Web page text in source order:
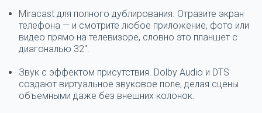
Miracast для полного дублирования. Отразите экран
телефона — и смотрите любое приложение, фото или
видео прямо на телевизоре, словно это планшет с
диагональю 32".
Звук с эффектом присутствия. Dolby Audio и DTS
создают виртуальное звуковое поле, делая сцены
объемными даже без внешних колонок.